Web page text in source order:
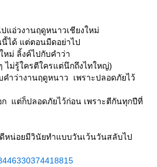
แอ่วงานฤดูหนาวเชียงใหม่
ได้ แต่ตอนมืดอย่าไป
หม่ ลิ้งค์ไปกับคำว่า
ไม่รู้ใครตีใครแต่นึกถึงไทใหญ่)
ำว่างานฤดูหนาว เพราะปลอดภัยไว้
แต่ก็ปลอดภัยไว้ก่อน เพราะตีกันทุกปีที่
หน่อยมีวินัยทำแบบวันเว้นวันสลับไป